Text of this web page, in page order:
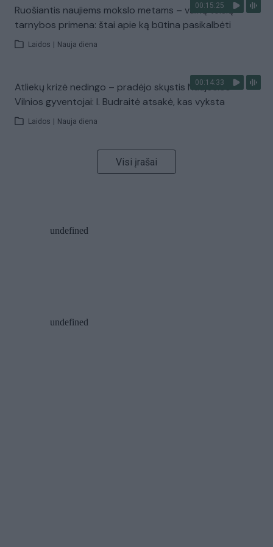
00:15:25
Ruošiantis naujiems mokslo metams – vaikų teisių
tarnybos primena: štai apie ką būtina pasikalbėti
Laidos Nauja diena
00:14:33
Atliekų krizė nedingo – pradėjo skųstis Naujosios
Vilnios gyventojai: I. Budraitė atsakė, kas vyksta
Laidos Nauja diena
Visi įrašai